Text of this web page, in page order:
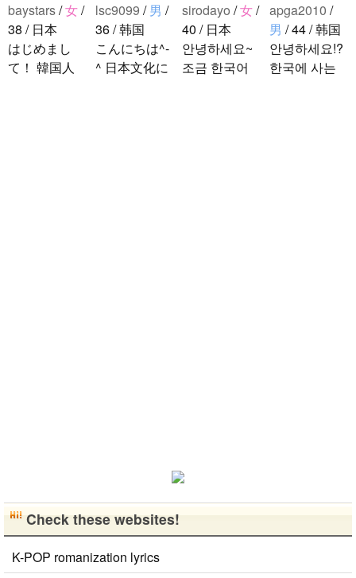
baystars/女/
38 / 日本
はじめまし
て！ 韓国人
lsc9099 /男 /
36 / 韩国
こんにちは^-
^ 日本文化に
sirodayo /女/
40 / 日本
안녕하세요~
조금 한국어
apga2010 /
男 / 44 / 韩国
안녕하세요!?
한국에 사는
Check these websites!
K-POP romanization lyrics